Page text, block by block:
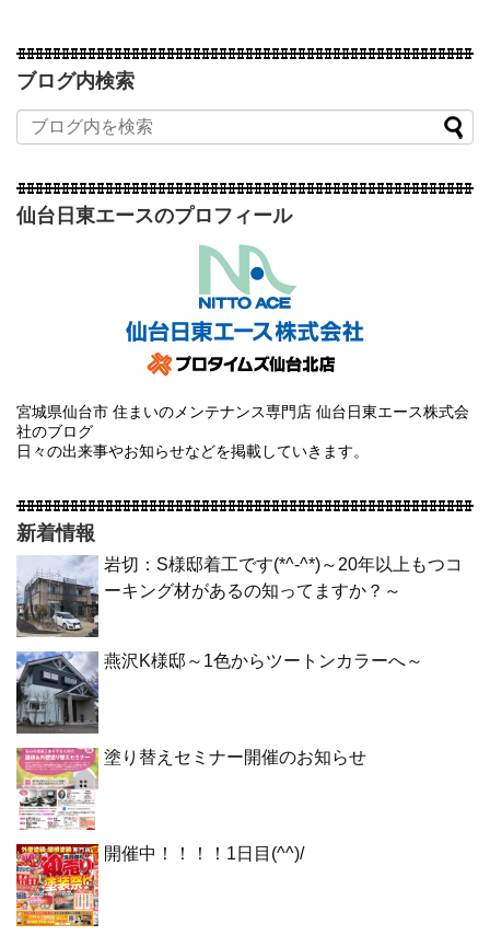
ブログ内検索
仙台日東エースのプロフィール
宮城県仙台市 住まいのメンテナンス専門店 仙台日東エース株式会
社のブログ
日々の出来事やお知らせなどを掲載していきます。
新着情報
岩切：S様邸着工です(*^-^*)～20年以上もつコ
ーキング材があるの知ってますか？～
燕沢K様邸～1色からツートンカラーへ～
塗り替えセミナー開催のお知らせ
開催中！！！！1日目(^^)/